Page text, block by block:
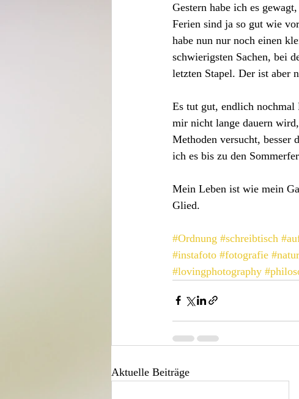
Gestern habe ich es
Ferien sind ja so gut wie
habe nun nur noch einen
schwierigsten Sachen, bei
letzten Stapel. Der ist aber
Es tut gut, endlich nochmal
mir nicht lange dauern
Methoden versucht,
ich es bis zu den
Mein Leben ist wie mein
Glied.
#Ordnung #schreibtisch
#instafoto #fotografie
#lovingphotography
Aktuelle Beiträge